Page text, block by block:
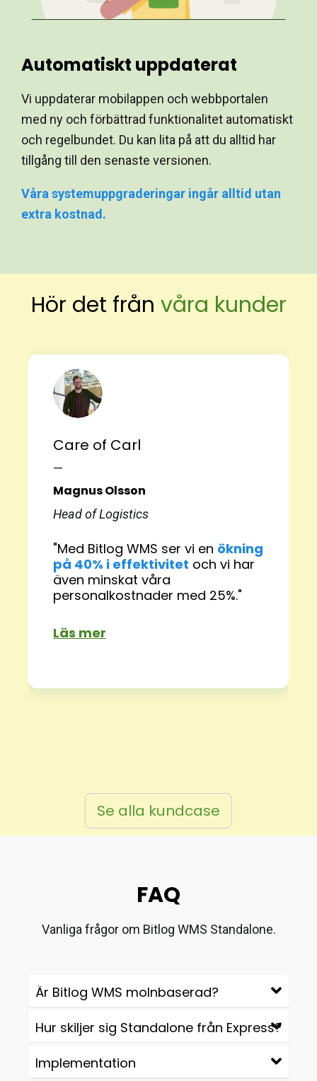
Automatiskt uppdaterat
Vi uppdaterar mobilappen och webbportalen
med ny och förbättrad funktionalitet automatiskt
och regelbundet. Du kan lita på att du alltid har
tillgång till den senaste versionen.
Våra systemuppgraderingar ingår alltid utan
extra kostnad.
Hör det från våra kunder
Care of Carl
—
Magnus Olsson
Head of Logistics
"Med Bitlog WMS ser vi en ökning
på 40% i effektivitet och vi har
även minskat våra
personalkostnader med 25%."
Läs mer
Se alla kundcase
FAQ
Vanliga frågor om Bitlog WMS Standalone.
Är Bitlog WMS molnbaserad?
Hur skiljer sig Standalone från Express?
Implementation